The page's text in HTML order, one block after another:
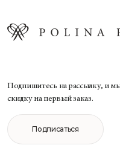
Подпишитесь на рассылку, и
скидку на первый заказ.
Подписаться